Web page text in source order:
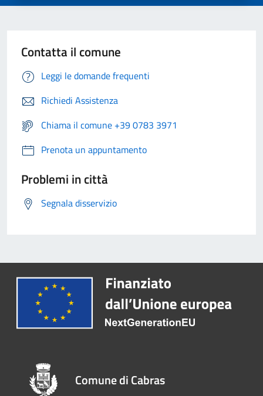
Contatta il comune
Leggi le domande frequenti
Richiedi Assistenza
Chiama il comune +39 0783 3971
Prenota un appuntamento
Problemi in città
Segnala disservizio
Comune di Cabras